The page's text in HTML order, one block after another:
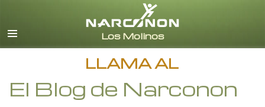
Español
Todas las Regiones/Idiomas
LLAMA AL
El Blog de Narconon